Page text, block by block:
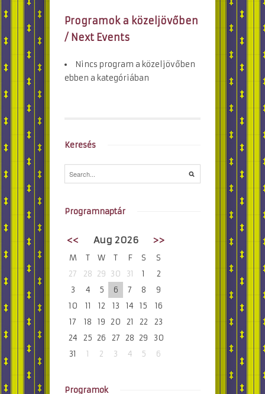
Programok a közeljövőben
/ Next Events
Nincs program a közeljövőben
ebben a kategóriában
Keresés
Programnaptár
<< Aug 2026 >>
M T W T F S
S
27
28 29 30 31 1
2
3
4 5 6 7 8
9
10
11 12 13 14 15
16
17
18 19 20 21 22
23
24
25 26 27 28 29
30
31
1 2 3 4 5 6
Programok